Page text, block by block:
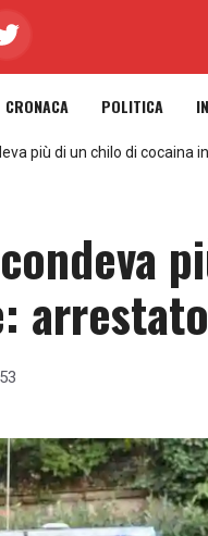
CRONACA POLITICA
più di un chilo di cocaina